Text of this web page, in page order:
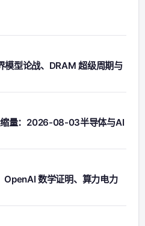
型论战、DRAM 超级周期与
量：2026-08-03半导体与AI
数学证明、算力电力